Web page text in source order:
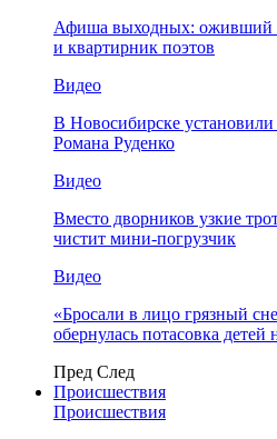
Афиша выходных: оживший
и квартирник поэтов
Видео
В Новосибирске
Романа Руденко
Видео
Вместо дворников узкие
чистит мини-погрузчик
Видео
«Бросали в лицо грязный
обернулась потасовка
Пред След
Происшествия
Происшествия